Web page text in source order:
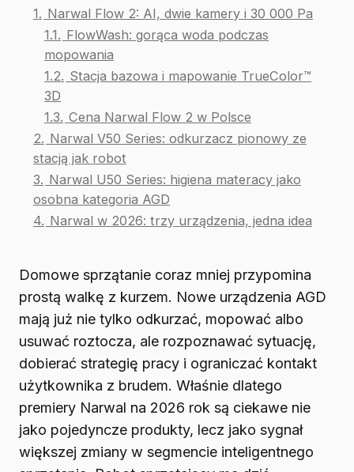
1. Narwal Flow 2: AI, dwie kamery i 30 000 Pa
1.1. FlowWash: gorąca woda podczas
mopowania
1.2. Stacja bazowa i mapowanie TrueColor™
3D
1.3. Cena Narwal Flow 2 w Polsce
2. Narwal V50 Series: odkurzacz pionowy ze
stacją jak robot
3. Narwal U50 Series: higiena materacy jako
osobna kategoria AGD
4. Narwal w 2026: trzy urządzenia, jedna idea
Domowe sprzątanie coraz mniej przypomina
prostą walkę z kurzem. Nowe urządzenia AGD
mają już nie tylko odkurzać, mopować albo
usuwać roztocza, ale rozpoznawać sytuację,
dobierać strategię pracy i ograniczać kontakt
użytkownika z brudem. Właśnie dlatego
premiery Narwal na 2026 rok są ciekawe nie
jako pojedyncze produkty, lecz jako sygnał
większej zmiany w segmencie inteligentnego